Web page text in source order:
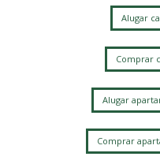
Alugar
Comprar
Alugar
Comprar